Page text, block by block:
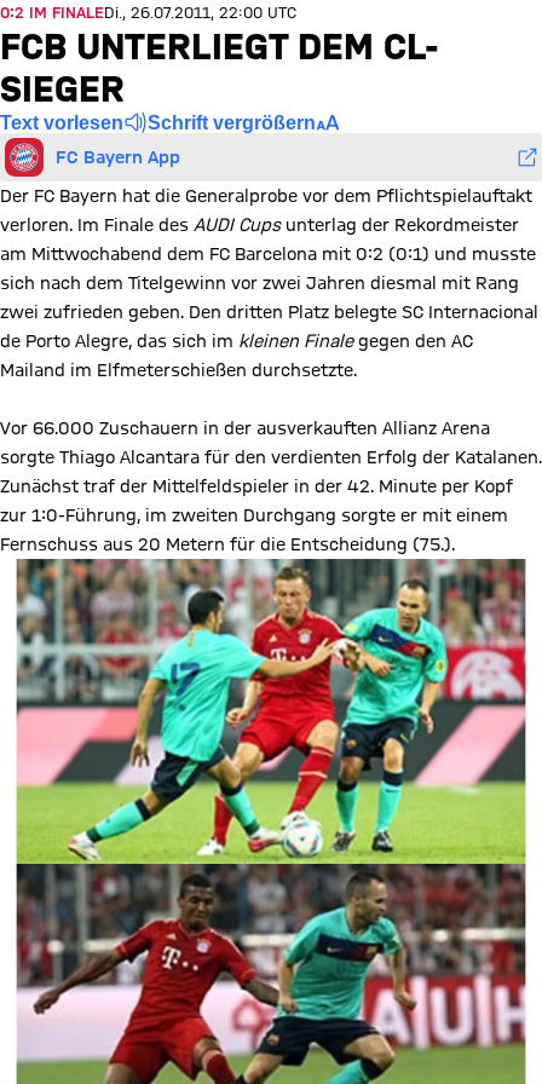
0:2 IM FINALEDi., 26.07.2011, 22:00 UTC
FCB UNTERLIEGT DEM CL-
SIEGER
Text vorlesen Schrift vergrößern
FC Bayern App
Der FC Bayern hat die Generalprobe vor dem Pflichtspielauftakt
verloren. Im Finale des AUDI Cupsunterlag der Rekordmeister
am Mittwochabend dem FC Barcelona mit 0:2 (0:1) und musste
sich nach dem Titelgewinn vor zwei Jahren diesmal mit Rang
zwei zufrieden geben. Den dritten Platz belegte SC Internacional
de Porto Alegre, das sich im kleinen Finalegegen den AC
Mailand im Elfmeterschießen durchsetzte.
Vor 66.000 Zuschauern in der ausverkauften Allianz Arena
sorgte Thiago Alcantara für den verdienten Erfolg der Katalanen.
Zunächst traf der Mittelfeldspieler in der 42. Minute per Kopf
zur 1:0-Führung, im zweiten Durchgang sorgte er mit einem
Fernschuss aus 20 Metern für die Entscheidung (75.).